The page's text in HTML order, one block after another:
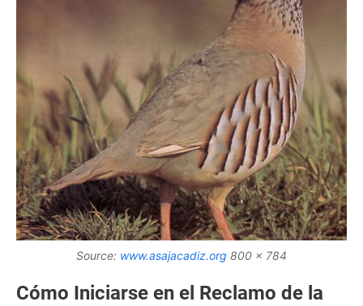
Source: www.asajacadiz.org 800 x 784
Cómo Iniciarse en el Reclamo de la